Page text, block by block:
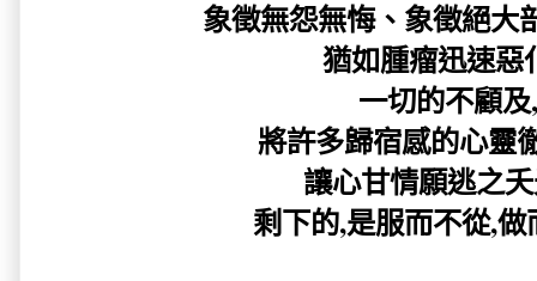
象徵無怨無悔、象徵絕大
猶如腫瘤迅速惡
一切的不顧及,
將許多歸宿感的心靈
讓心甘情願逃之
剩下的,是服而不從,做